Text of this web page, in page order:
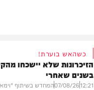
כשהאש בוערת!
הזיכרונות שלא יישכחו
בשנים שאחרי
12:21
07/08/26המחדש בשיתוף